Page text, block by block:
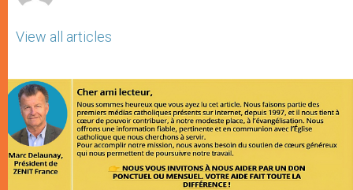
View all articles